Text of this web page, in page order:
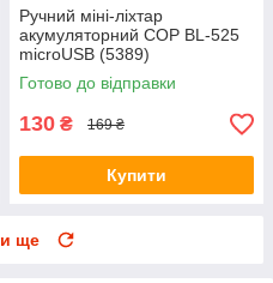
Ручний міні-ліхтар
акумуляторний COP BL-525
microUSB (5389)
Готово до відправки
130 ₴ 169 ₴
Купити
ще